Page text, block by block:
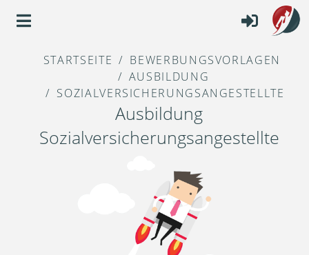
STARTSEITE
BEWERBUNGSVORLAGEN
AUSBILDUNG
SOZIALVERSICHERUNGSANGESTELLTE
Ausbildung
Sozialversicherungsangestellte